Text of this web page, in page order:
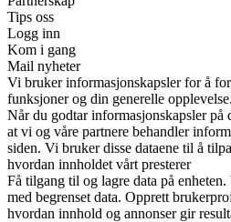
Tips oss
Logg inn
Kom i gang
Mail nyheter
Vi bruker informasjonskapsler for å
funksjoner og din generelle opplevelse.
Når du godtar informasjonskapsler på
at vi og våre partnere behandler
siden. Vi bruker disse dataene til å
hvordan innholdet vårt presterer
Få tilgang til og lagre data på
med begrenset data. Opprett
hvordan innhold og annonser gir